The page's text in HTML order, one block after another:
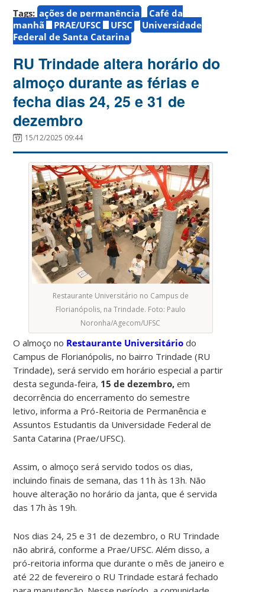
Tags: ações de permanência
Café da
manhã
PRAE/UFSC UFSC
Universidade
Federal de Santa Catarina
RU Trindade altera horário do
almoço durante as férias e
fecha dias 24, 25 e 31 de
dezembro
15/12/2025 09:44
Restaurante Universitário no Campus de
Florianópolis, na Trindade. Foto: Paulo
Noronha/Agecom/UFSC
O almoço no Restaurante Universitário do
Campus de Florianópolis, no bairro Trindade (RU
Trindade), será servido em horário especial a partir
desta segunda-feira, 15 de dezembro, em
decorrência do encerramento do semestre
letivo, informa a Pró-Reitoria de Permanência e
Assuntos Estudantis da Universidade Federal de
Santa Catarina (Prae/UFSC).
Assim, o almoço será servido todos os dias,
incluindo finais de semana, das 11h às 13h. Não
houve alteração no horário da janta, que é servida
das 17h às 19h.
Nos dias 24, 25 e 31 de dezembro, o RU Trindade
não abrirá, conforme a Prae/UFSC. Além disso, a
pró-reitoria informa que durante o mês de janeiro e
até 22 de fevereiro o RU Trindade estará fechado